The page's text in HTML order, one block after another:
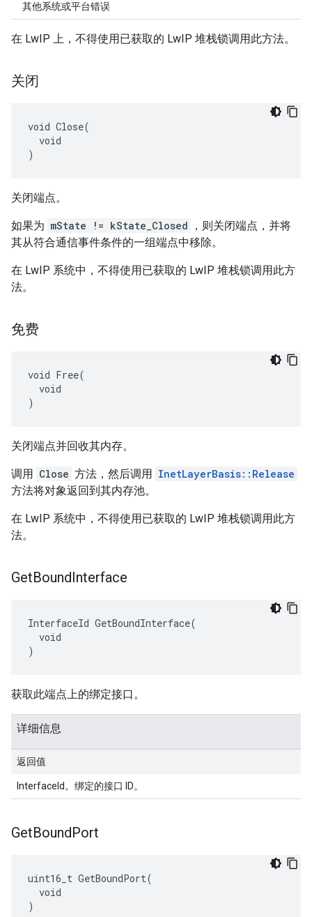
其他系统或平台错误
在 LwIP 上，不得使用已获取的 LwIP 堆栈锁调用此方法。
关闭
void Close(
  void
)
关闭端点。
如果为 mState != kState_Closed
，则关闭端点，并将
其从符合通信事件条件的一组端点中移除。
在 LwIP 系统中，不得使用已获取的 LwIP 堆栈锁调用此方
法。
免费
void Free(
  void
)
关闭端点并回收其内存。
调用 Close 方法，然后调用 InetLayerBasis::Release
方法将对象返回到其内存池。
在 LwIP 系统中，不得使用已获取的 LwIP 堆栈锁调用此方
法。
GetBoundInterface
InterfaceId GetBoundInterface(
  void
)
获取此端点上的绑定接口。
详细信息
返回值
InterfaceId。绑定的接口 ID。
GetBoundPort
uint16_t GetBoundPort(
  void
)